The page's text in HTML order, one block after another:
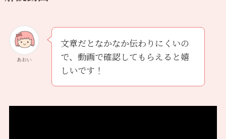
あおい
文章だとなかなか伝わりにくいの
で、動画で確認してもらえると嬉
しいです！